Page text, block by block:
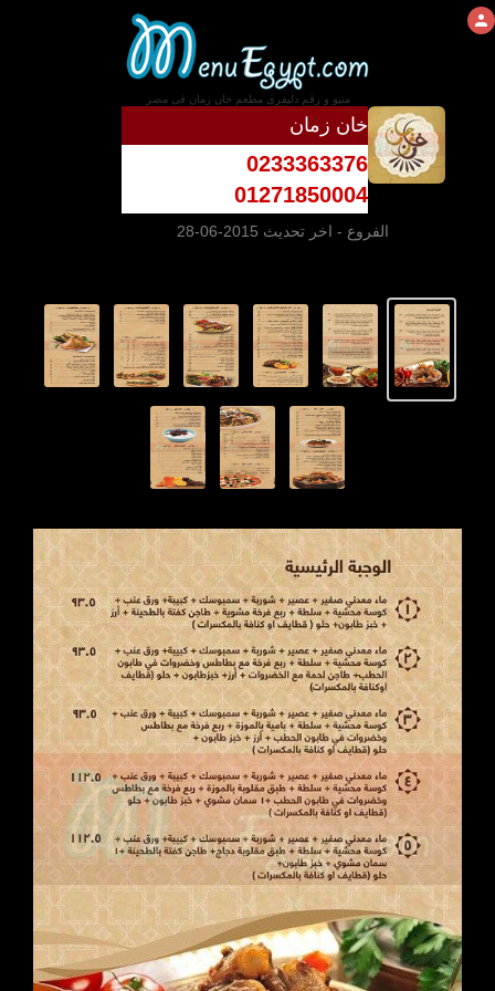
منيو و رقم دليفرى مطعم خان زمان فى مصر
خان زمان
0233363376
01271850004
الفروع - اخر تحديث 2015-06-28